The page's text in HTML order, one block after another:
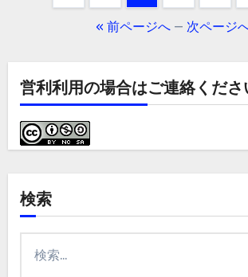
ペ
ー
ジ
送
り
« 前ページへ — 次ページ
営利利用の場合はご連絡くださ
検索